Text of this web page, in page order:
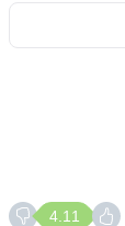
4.11